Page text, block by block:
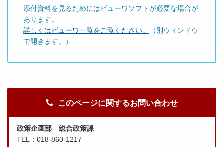
添付資料を見るためにはビューワソフトが必要な場合が
あります。
詳しくはビューワ一覧をご覧ください。
（別ウィンドウ
で開きます。）
このページに関するお問い合わせ
政策企画部 総合政策課
TEL：018-860-1217